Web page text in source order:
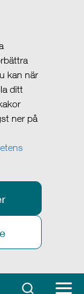
kan när
ditt
ner på